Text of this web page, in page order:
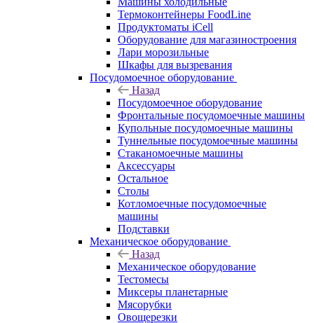
Термоконтейнеры FoodLine
Продуктоматы iCell
Оборудование для магазиностроения
Лари морозильные
Шкафы для вызревания
Посудомоечное оборудование
Назад
Посудомоечное оборудование
Фронтальные посудомоечные машины
Купольные посудомоечные машины
Туннельные посудомоечные машины
Стаканомоечные машины
Аксессуары
Остальное
Столы
Котломоечные посудомоечные
машины
Подставки
Механическое оборудование
Назад
Механическое оборудование
Тестомесы
Миксеры планетарные
Мясорубки
Овощерезки